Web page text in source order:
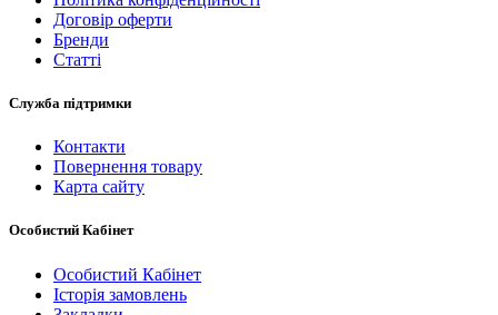
Договір оферти
Бренди
Статті
Служба підтримки
Контакти
Повернення товару
Карта сайту
Особистий Кабінет
Особистий Кабінет
Історія замовлень